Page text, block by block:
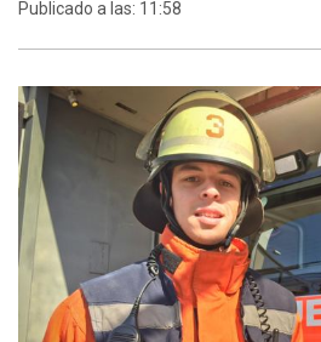
Publicado a las: 11:58